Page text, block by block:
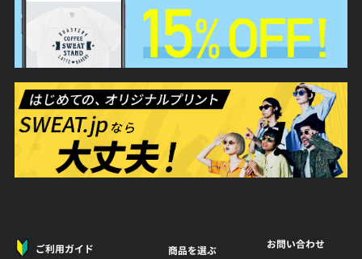
ご利用ガイド 商品を選ぶ
お問い合わせ